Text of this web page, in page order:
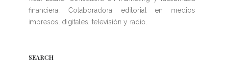
financiera. Colaboradora editorial en medios
impresos, digitales, televisión y radio.
SEARCH